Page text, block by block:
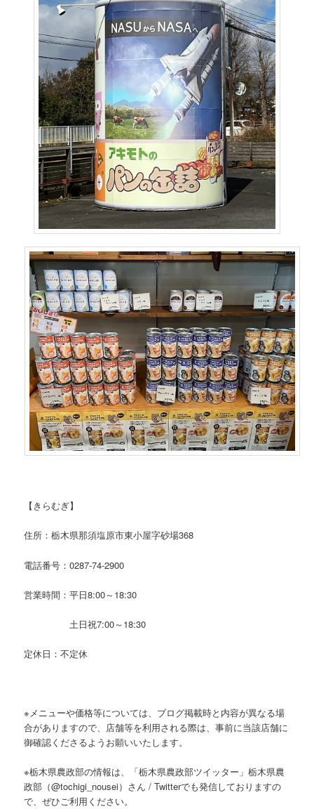
【きらむぎ】
住所：栃木県那須塩原市東小屋字砂場368
電話番号：0287-74-2900
営業時間：平日8:00～18:30
土日祝7:00～18:30
定休日：不定休
※メニューや価格等については、ブログ掲載時と内容が異なる場
合がありますので、店舗等を利用される際は、事前に当該店舗に
御確認くださるようお願いいたします。
※栃木県農政部の情報は、「栃木県農政部ツイッター」栃木県農
政部（@tochigi_nousei）さん / Twitterでも発信しておりますの
で、ぜひご利用ください。